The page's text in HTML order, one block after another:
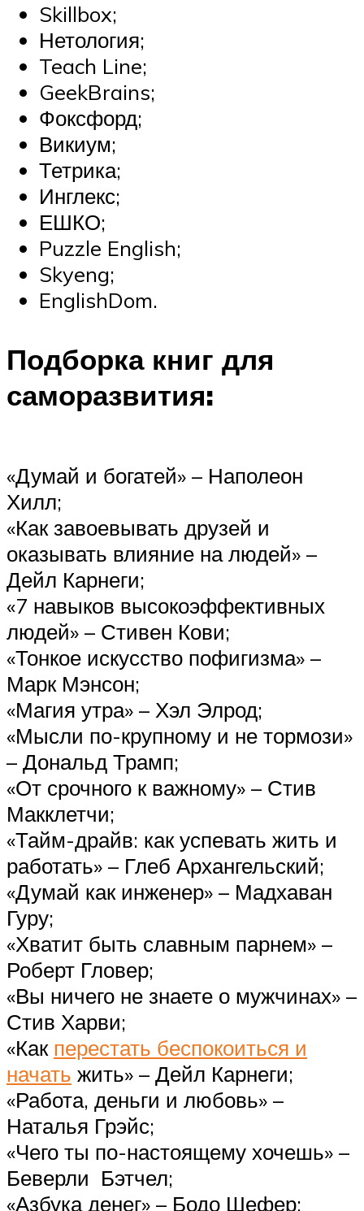
Skillbox;
Нетология;
Teach Line;
GeekBrains;
Фоксфорд;
Викиум;
Тетрика;
Инглекс;
ЕШКО;
Puzzle English;
Skyeng;
EnglishDom.
Подборка книг для
саморазвития:
«Думай и богатей» – Наполеон
Хилл;
«Как завоевывать друзей и
оказывать влияние на людей» –
Дейл Карнеги;
«7 навыков высокоэффективных
людей» – Стивен Кови;
«Тонкое искусство пофигизма» –
Марк Мэнсон;
«Магия утра» – Хэл Элрод;
«Мысли по-крупному и не тормози»
– Дональд Трамп;
«От срочного к важному» – Стив
Макклетчи;
«Тайм-драйв: как успевать жить и
работать» – Глеб Архангельский;
«Думай как инженер» – Мадхаван
Гуру;
«Хватит быть славным парнем» –
Роберт Гловер;
«Вы ничего не знаете о мужчинах» –
Стив Харви;
«Как перестать беспокоиться и
начать жить» – Дейл Карнеги;
«Работа, деньги и любовь» –
Наталья Грэйс;
«Чего ты по-настоящему хочешь» –
Беверли Бэтчел;
«Азбука денег» – Бодо Шефер;